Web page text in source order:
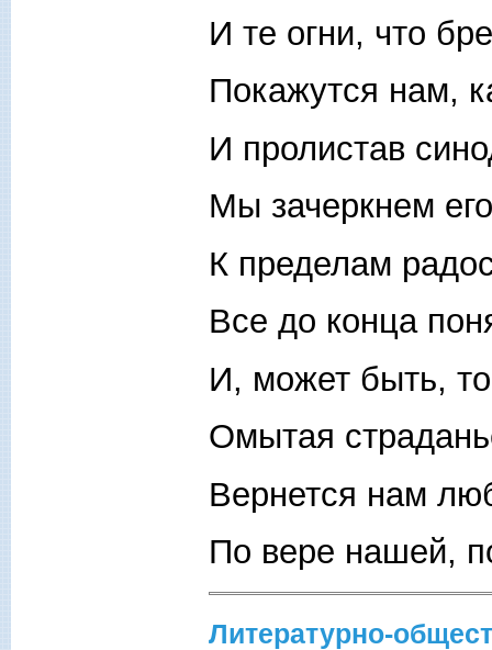
И те огни, что
Покажутся нам,
И пролистав
Мы зачеркнем
К пределам
Все до конца
И, может быть,
Омытая
Вернется нам
По вере нашей,
Литературно-